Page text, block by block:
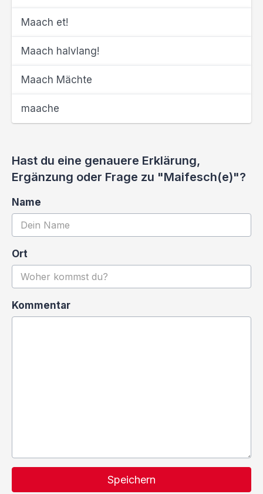
Maach et!
Maach halvlang!
Maach Mächte
maache
Hast du eine genauere Erklärung,
Ergänzung oder Frage zu "Maifesch(e)"?
Name
Ort
Kommentar
Speichern